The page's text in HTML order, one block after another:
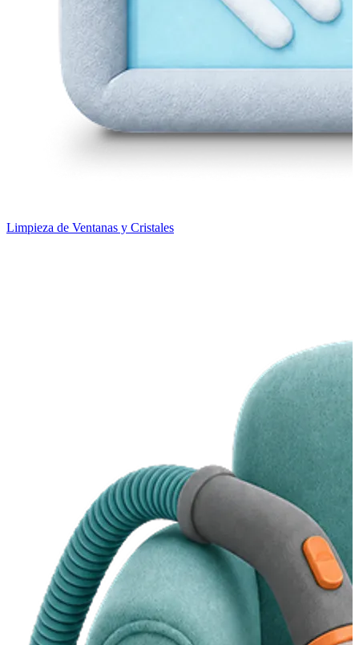
Limpieza de Ventanas y Cristales